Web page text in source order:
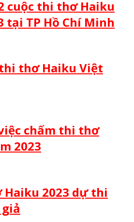
cuộc thi thơ Haiku
tại TP Hồ Chí Minh
thơ Haiku Việt
chấm thi thơ
2023
Haiku 2023 dự thi